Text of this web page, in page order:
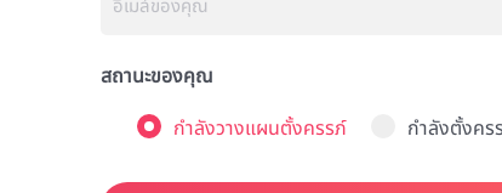
สถานะของคุณ
กำลังวางแผนตั้งครรภ์
กำลังตั้งคร